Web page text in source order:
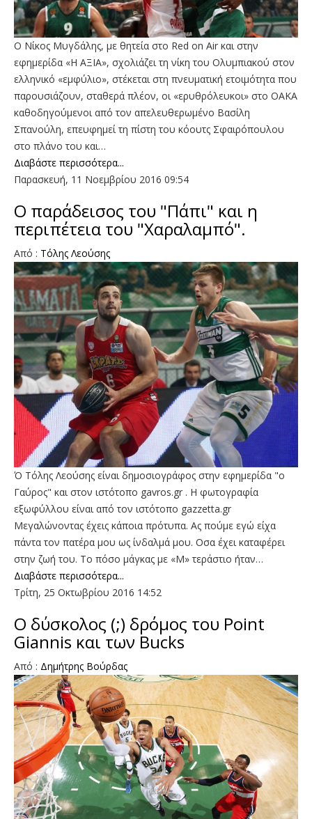
Ο Νίκος Μυγδάλης, με θητεία στο Red on Air και στην
εφημερίδα «Η ΑΞΙΑ», σχολιάζει τη νίκη του Ολυμπιακού στον
ελληνικό «εμφύλιο», στέκεται στη πνευματική ετοιμότητα που
παρουσιάζουν, σταθερά πλέον, οι «ερυθρόλευκοι» στο ΟΑΚΑ
καθοδηγούμενοι από τον απελευθερωμένο Βασίλη
Σπανούλη, επευφημεί τη πίστη του κόουτς Σφαιρόπουλου
στο πλάνο του και…
Διαβάστε περισσότερα...
Παρασκευή, 11 Νοεμβρίου 2016 09:54
O παράδεισος του "Πάπι" και η
περιπέτεια του "Χαραλαμπό".
Aπό : Τόλης Λεούσης
Ό Τόλης Λεούσης είναι δημοσιογράφος στην εφημερίδα "ο
Γαύρος" και στον ιστότοπο gavros.gr . Η φωτογραφία
εξωφύλλου είναι από τον ιστότοπο gazzetta.gr
Μεγαλώνοντας έχεις κάποια πρότυπα. Ας πούμε εγώ είχα
πάντα τον πατέρα μου ως ίνδαλμά μου. Οσα έχει καταφέρει
στην ζωή του. Το πόσο μάγκας με «Μ» τεράστιο ήταν…
Διαβάστε περισσότερα...
Τρίτη, 25 Οκτωβρίου 2016 14:52
Ο δύσκολος (;) δρόμος του Point
Giannis και των Bucks
Από : Δημήτρης Bούρδας